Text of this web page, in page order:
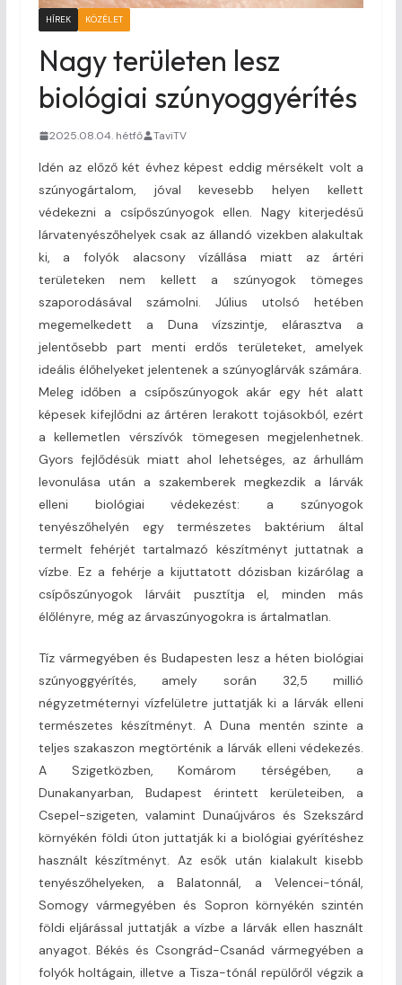
HÍREK KÖZÉLET
Nagy területen lesz
biológiai szúnyoggyérítés
2025.08.04. hétfő TaviTV
Idén az előző két évhez képest eddig mérsékelt volt a
szúnyogártalom, jóval kevesebb helyen kellett
védekezni a csípőszúnyogok ellen. Nagy kiterjedésű
lárvatenyészőhelyek csak az állandó vizekben alakultak
ki, a folyók alacsony vízállása miatt az ártéri
területeken nem kellett a szúnyogok tömeges
szaporodásával számolni. Július utolsó hetében
megemelkedett a Duna vízszintje, elárasztva a
jelentősebb part menti erdős területeket, amelyek
ideális élőhelyeket jelentenek a szúnyoglárvák számára.
Meleg időben a csípőszúnyogok akár egy hét alatt
képesek kifejlődni az ártéren lerakott tojásokból, ezért
a kellemetlen vérszívók tömegesen megjelenhetnek.
Gyors fejlődésük miatt ahol lehetséges, az árhullám
levonulása után a szakemberek megkezdik a lárvák
elleni biológiai védekezést: a szúnyogok
tenyészőhelyén egy természetes baktérium által
termelt fehérjét tartalmazó készítményt juttatnak a
vízbe. Ez a fehérje a kijuttatott dózisban kizárólag a
csípőszúnyogok lárváit pusztítja el, minden más
élőlényre, még az árvaszúnyogokra is ártalmatlan.
Tíz vármegyében és Budapesten lesz a héten biológiai
szúnyoggyérítés, amely során 32,5 millió
négyzetméternyi vízfelületre juttatják ki a lárvák elleni
természetes készítményt. A Duna mentén szinte a
teljes szakaszon megtörténik a lárvák elleni védekezés.
A Szigetközben, Komárom térségében, a
Dunakanyarban, Budapest érintett kerületeiben, a
Csepel-szigeten, valamint Dunaújváros és Szekszárd
környékén földi úton juttatják ki a biológiai gyérítéshez
használt készítményt. Az esők után kialakult kisebb
tenyészőhelyeken, a Balatonnál, a Velencei-tónál,
Somogy vármegyében és Sopron környékén szintén
földi eljárással juttatják a vízbe a lárvák ellen használt
anyagot. Békés és Csongrád-Csanád vármegyében a
folyók holtágain, illetve a Tisza-tónál repülőről végzik a